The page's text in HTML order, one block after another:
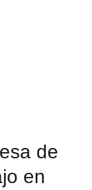
de
en